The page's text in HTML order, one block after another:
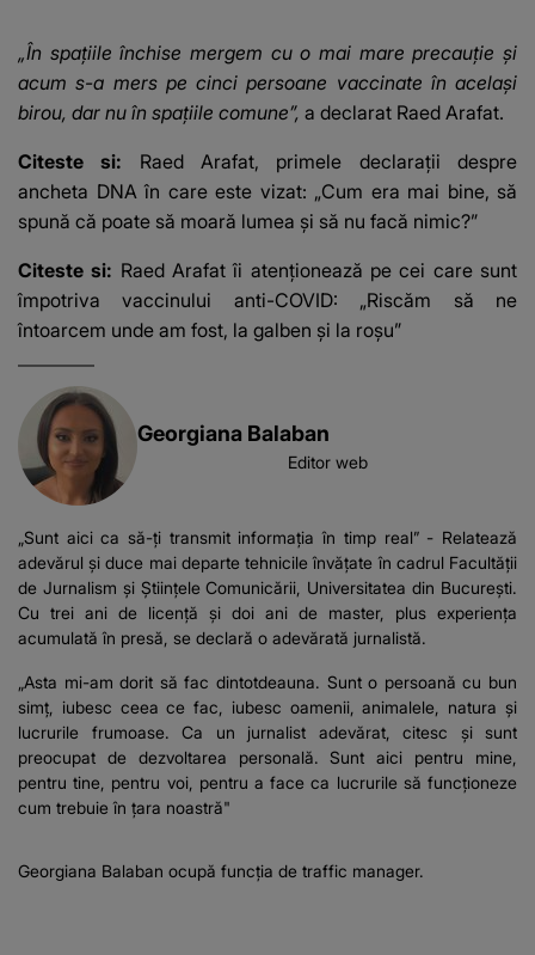
„În spaţiile închise mergem cu o mai mare precauţie şi
acum s-a mers pe cinci persoane vaccinate în acelaşi
birou, dar nu în spaţiile comune”, a declarat Raed Arafat.
Citeste si: Raed Arafat, primele declarații despre
ancheta DNA în care este vizat: „Cum era mai bine, să
spună că poate să moară lumea și să nu facă nimic?”
Citeste si: Raed Arafat îi atenționează pe cei care sunt
împotriva vaccinului anti-COVID: „Riscăm să ne
întoarcem unde am fost, la galben şi la roşu”
Georgiana Balaban
Editor web
„Sunt aici ca să-ți transmit informația în timp real” - Relatează
adevărul și duce mai departe tehnicile învățate în cadrul Facultății
de Jurnalism și Științele Comunicării, Universitatea din București.
Cu trei ani de licență și doi ani de master, plus experiența
acumulată în presă, se declară o adevărată jurnalistă.
„Asta mi-am dorit să fac dintotdeauna. Sunt o persoană cu bun
simț, iubesc ceea ce fac, iubesc oamenii, animalele, natura și
lucrurile frumoase. Ca un jurnalist adevărat, citesc și sunt
preocupat de dezvoltarea personală. Sunt aici pentru mine,
pentru tine, pentru voi, pentru a face ca lucrurile să funcționeze
cum trebuie în țara noastră"
Georgiana Balaban ocupă funcția de traffic manager.